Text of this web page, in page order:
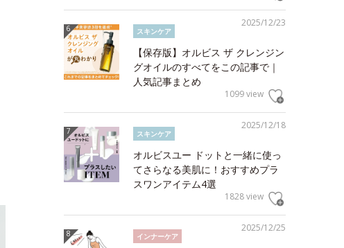
2025/12/23
スキンケア
【保存版】オルビス ザ クレンジン
グオイルのすべてをこの記事で｜
人気記事まとめ
1099 view
2025/12/18
スキンケア
オルビスユー ドットと一緒に使っ
てさらなる美肌に！おすすめプラ
スワンアイテム4選
1828 view
2025/12/25
インナーケア